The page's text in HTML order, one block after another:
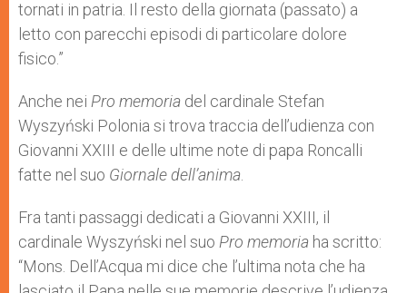
tornati in patria. Il resto della giornata (passato) a
letto con parecchi episodi di particolare dolore
fisico.”
Anche nei Pro memoria del cardinale Stefan
Wyszyński Polonia si trova traccia dell’udienza con
Giovanni XXIII e delle ultime note di papa Roncalli
fatte nel suo Giornale dell’anima
Fra tanti passaggi dedicati a Giovanni XXIII, il
cardinale Wyszyński nel suo Pro memoria ha scritto:
“Mons. Dell’Acqua mi dice che l’ultima nota che ha